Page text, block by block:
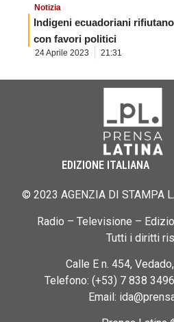
Notizia
Indigeni ecuadoriani
con favori politici
24 Aprile 2023 21:31
EDIZIONE ITALIANA
© 2023 AGENZIA DI STAMPA
Radio – Televisione –
Tutti i diritti
Calle E n. 454,
Telefono: (+53) 7 838
Email: